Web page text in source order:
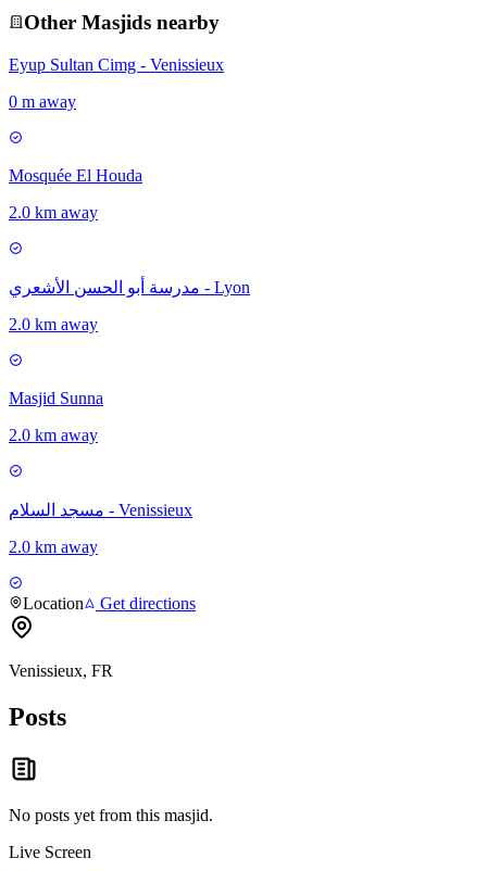
Other Masjids nearby
Eyup Sultan Cimg - Venissieux
0 m away
Mosquée El Houda
2.0 km away
مدرسة أبو الحسن الأشعري - Lyon
2.0 km away
Masjid Sunna
2.0 km away
مسجد السلام - Venissieux
2.0 km away
Location Get directions
Venissieux, FR
Posts
No posts yet from this masjid.
Live Screen